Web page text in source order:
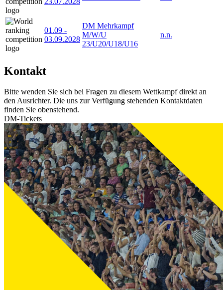
01.09 -
03.09.2028
DM Mehrkampf
M/W/U
23/U20/U18/U16
n.n.
Kontakt
Bitte wenden Sie sich bei Fragen zu diesem Wettkampf direkt an
den Ausrichter. Die uns zur Verfügung stehenden Kontaktdaten
finden Sie obenstehend.
DM-Tickets